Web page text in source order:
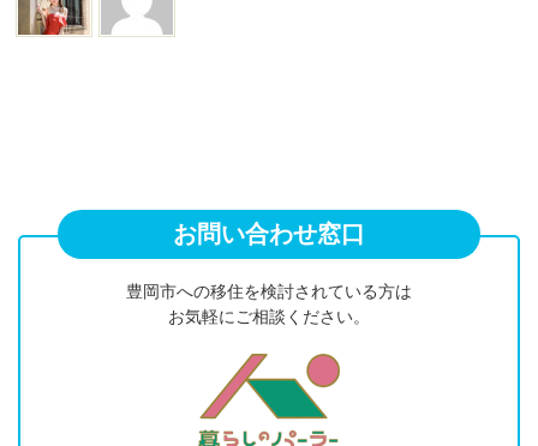
お問い合わせ窓口
豊岡市への移住を検討されている方は
お気軽にご相談ください。